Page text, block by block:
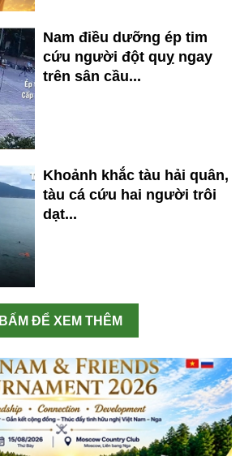
Nam điều dưỡng ép tim
cứu người đột quỵ ngay
trên sân cầu...
Khoảnh khắc tàu hải quân,
tàu cá cứu hai người trôi
dạt...
BẤM ĐỂ XEM THÊM